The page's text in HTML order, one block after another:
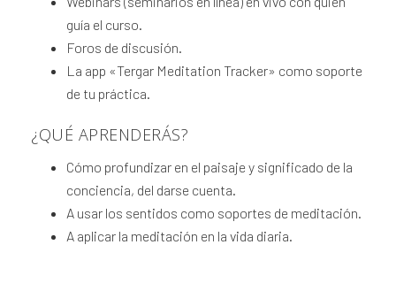
guía el curso.
Foros de discusión.
La app «Tergar Meditation Tracker» como soporte
de tu práctica.
¿QUÉ APRENDERÁS?
Cómo profundizar en el paisaje y significado de la
conciencia, del darse cuenta.
A usar los sentidos como soportes de meditación.
A aplicar la meditación en la vida diaria.